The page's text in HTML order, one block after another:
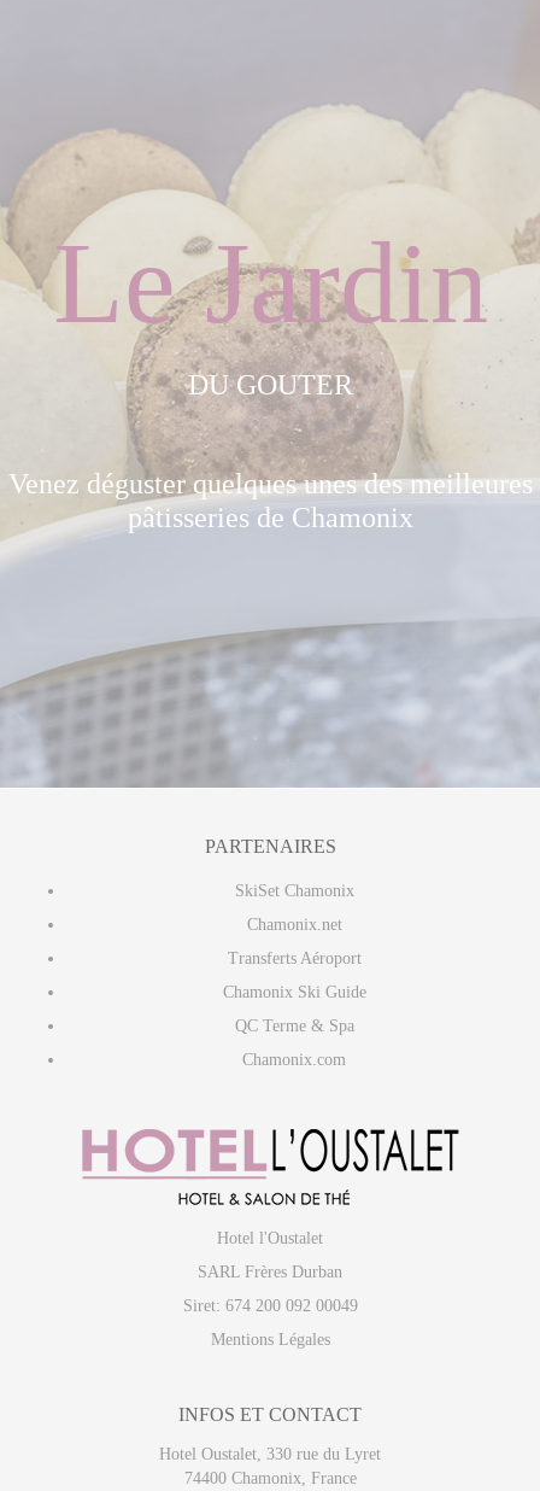
Le Jardin
DU GOUTER
Venez déguster quelques unes des meilleures
pâtisseries de Chamonix
PARTENAIRES
SkiSet Chamonix
Chamonix.net
Transferts Aéroport
Chamonix Ski Guide
QC Terme & Spa
Chamonix.com
Hotel l'Oustalet
SARL Frères Durban
Siret: 674 200 092 00049
Mentions Légales
INFOS ET CONTACT
Hotel Oustalet, 330 rue du Lyret
74400 Chamonix, France